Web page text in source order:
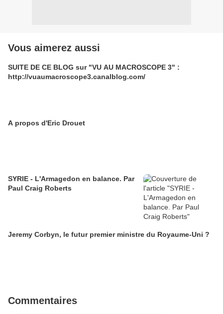
Vous aimerez aussi
SUITE DE CE BLOG sur "VU AU MACROSCOPE 3" :
http://vuaumacroscope3.canalblog.com/
A propos d'Eric Drouet
SYRIE - L'Armagedon en balance. Par
Paul Craig Roberts
Jeremy Corbyn, le futur premier ministre du Royaume-Uni ?
Commentaires